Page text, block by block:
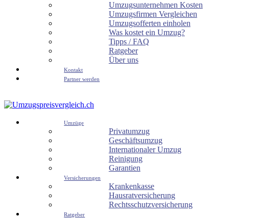
Umzugsunternehmen Kosten
Umzugsfirmen Vergleichen
Umzugsofferten einholen
Was kostet ein Umzug?
Tipps / FAQ
Ratgeber
Über uns
Kontakt
Partner werden
Umzüge
Privatumzug
Geschäftsumzug
Internationaler Umzug
Reinigung
Garantien
Versicherungen
Krankenkasse
Hausratversicherung
Rechtsschutzversicherung
Ratgeber